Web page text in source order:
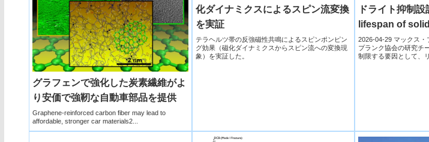
グラフェンで強化した炭素繊維がよ
り安価で強靭な自動車部品を提供
Graphene-reinforced carbon fiber may lead to
affordable, stronger car materials2...
化ダイナミクスによるスピン流変換
を実証
テラヘルツ帯の反強磁性共鳴によるスピンポンピン
グ効果（磁化ダイナミクスからスピン流への変換現
象）を実証した。
ドライト抑制
lifespan of
2026-04-29 マックス・
プランク協会の研究チ
制限する要因として、